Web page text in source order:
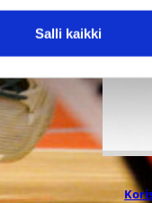
Salli kaikki